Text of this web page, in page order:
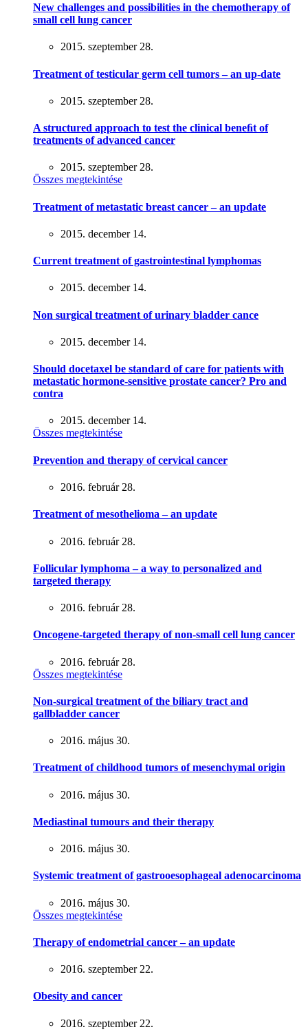
New challenges and possibilities in the chemotherapy of
small cell lung cancer
2015. szeptember 28.
Treatment of testicular germ cell tumors – an up-date
2015. szeptember 28.
A structured approach to test the clinical beneﬁt of
treatments of advanced cancer
2015. szeptember 28.
Összes megtekintése
Treatment of metastatic breast cancer – an update
2015. december 14.
Current treatment of gastrointestinal lymphomas
2015. december 14.
Non surgical treatment of urinary bladder cance
2015. december 14.
Should docetaxel be standard of care for patients with
metastatic hormone-sensitive prostate cancer? Pro and
contra
2015. december 14.
Összes megtekintése
Prevention and therapy of cervical cancer
2016. február 28.
Treatment of mesothelioma – an update
2016. február 28.
Follicular lymphoma – a way to personalized and
targeted therapy
2016. február 28.
Oncogene-targeted therapy of non-small cell lung cancer
2016. február 28.
Összes megtekintése
Non-surgical treatment of the biliary tract and
gallbladder cancer
2016. május 30.
Treatment of childhood tumors of mesenchymal origin
2016. május 30.
Mediastinal tumours and their therapy
2016. május 30.
Systemic treatment of gastrooesophageal adenocarcinoma
2016. május 30.
Összes megtekintése
Therapy of endometrial cancer – an update
2016. szeptember 22.
Obesity and cancer
2016. szeptember 22.